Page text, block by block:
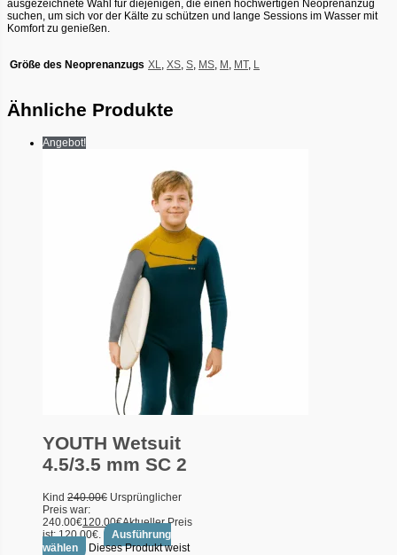
ausgezeichnete Wahl für diejenigen, die einen hochwertigen Neoprenanzug
suchen, um sich vor der Kälte zu schützen und lange Sessions im Wasser mit
Komfort zu genießen.
Größe des Neoprenanzugs XL, XS, S, MS, M , MT, L
Ähnliche Produkte
Angebot!
YOUTH Wetsuit
4.5/3.5 mm SC 2
Kind 240.00€ Ursprünglicher
Preis war:
240.00€120.00€Aktueller Preis
ist: 120.00€.
Ausführung
wählen
Dieses Produkt weist